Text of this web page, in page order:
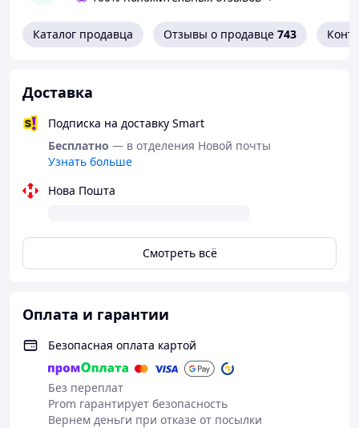
Бикини из коллекции Scarlet
Поставляется в красивой коробке
Размер: S/M
Каталог продавца Отзывы о продавце 743
Доставка
Подписка на доставку Smart
Бесплатно — в отделения Новой почты
Узнать больше
Нова Пошта
Смотреть всё
Оплата и гарантии
Безопасная оплата картой
Без переплат
Prom гарантирует безопасность
Вернем деньги при отказе от посылки